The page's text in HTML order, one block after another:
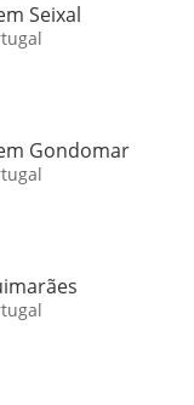
Seixal
Gondomar